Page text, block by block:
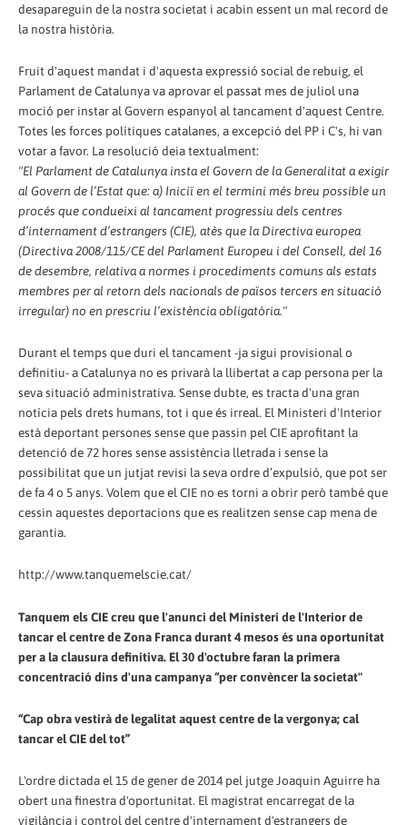
desapareguin de la nostra societat i acabin essent un mal record de
la nostra història.
Fruit d'aquest mandat i d'aquesta expressió social de rebuig, el
Parlament de Catalunya va aprovar el passat mes de juliol una
moció per instar al Govern espanyol al tancament d'aquest Centre.
Totes les forces polítiques catalanes, a excepció del PP i C's, hi van
votar a favor. La resolució deia textualment:
"El Parlament de Catalunya insta el Govern de la Generalitat a exigir
al Govern de l’Estat que: a) Iniciï en el termini més breu possible un
procés que condueixi al tancament progressiu dels centres
d’internament d’estrangers (CIE), atès que la Directiva europea
(Directiva 2008/115/CE del Parlament Europeu i del Consell, del 16
de desembre, relativa a normes i procediments comuns als estats
membres per al retorn dels nacionals de països tercers en situació
irregular) no en prescriu l’existència obligatòria."
Durant el temps que duri el tancament -ja sigui provisional o
definitiu- a Catalunya no es privarà la llibertat a cap persona per la
seva situació administrativa. Sense dubte, es tracta d'una gran
notícia pels drets humans, tot i que és irreal. El Ministeri d'Interior
està deportant persones sense que passin pel CIE aprofitant la
detenció de 72 hores sense assistència lletrada i sense la
possibilitat que un jutjat revisi la seva ordre d’expulsió, que pot ser
de fa 4 o 5 anys. Volem que el CIE no es torni a obrir però també que
cessin aquestes deportacions que es realitzen sense cap mena de
garantia.
http://www.tanquemelscie.cat/
Tanquem els CIE creu que l'anunci del Ministeri de l'Interior de
tancar el centre de Zona Franca durant 4 mesos és una oportunitat
per a la clausura definitiva. El 30 d'octubre faran la primera
concentració dins d'una campanya “per convèncer la societat"
“Cap obra vestirà de legalitat aquest centre de la vergonya; cal
tancar el CIE del tot”
L'ordre dictada el 15 de gener de 2014 pel jutge Joaquin Aguirre ha
obert una finestra d'oportunitat. El magistrat encarregat de la
vigilància i control del centre d'internament d'estrangers de